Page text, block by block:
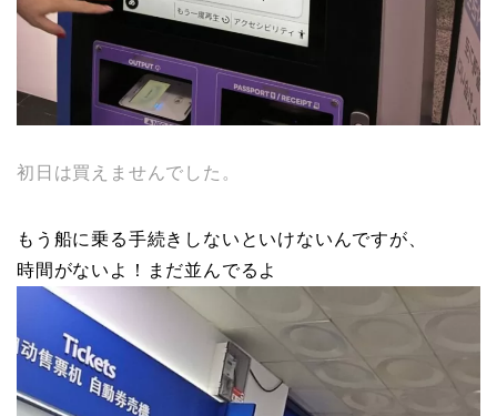
初日は買えませんでした。
もう船に乗る手続きしないといけないんですが、
時間がないよ！まだ並んでるよ